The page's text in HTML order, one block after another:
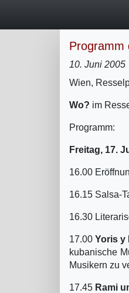
Programm
10. Juni 2005
Wien,
Wo? im
Programm:
Freitag, 17.
16.00
16.15 Salsa-
16.30
17.00 Yoris y
kubanische
Musikern zu
17.45 Rami